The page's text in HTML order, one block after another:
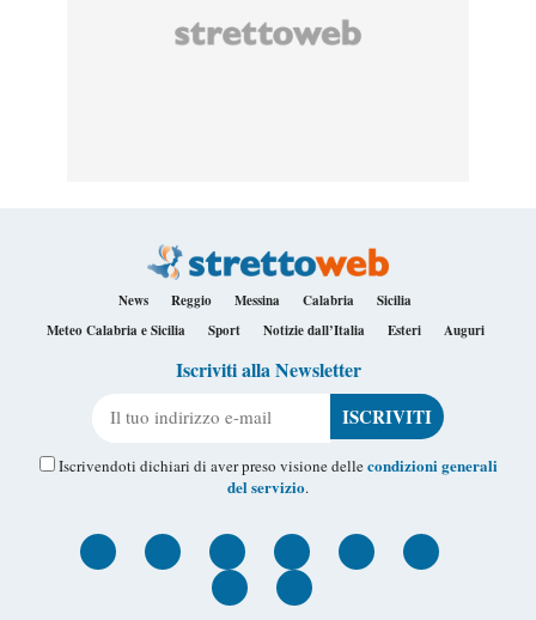
News Reggio Messina Calabria
Sicilia
Meteo Calabria e Sicilia
Sport Notizie dall’Italia Esteri Auguri
Iscriviti alla Newsletter
Iscrivendoti dichiari di aver preso visione dellecondizioni generali
del servizio.